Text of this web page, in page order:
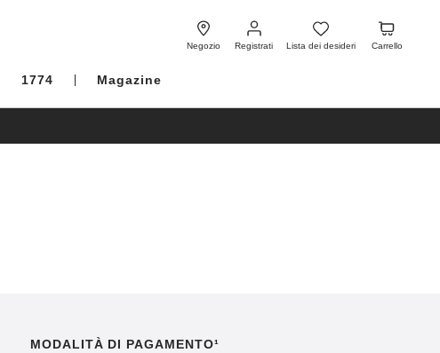
Negozio Registrati
Registrati
Lista dei desideri
Lista
dei
Carrello
Carrello
1774 Magazine
MODALITÀ DI PAGAMENTO¹